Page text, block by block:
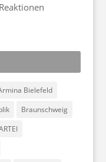
Bielefeld
Braunschweig